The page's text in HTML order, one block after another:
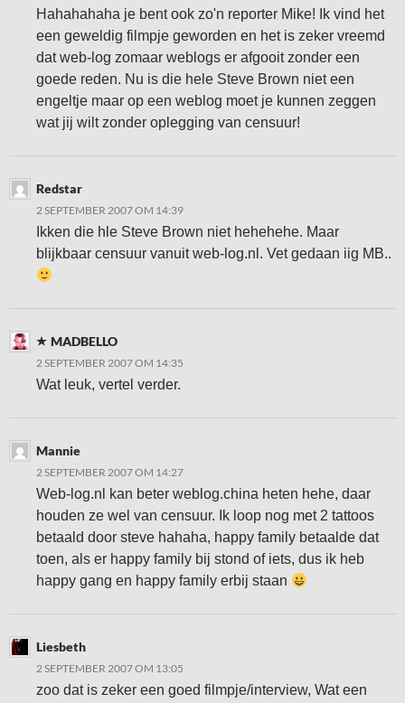
Hahahahaha je bent ook zo'n reporter Mike! Ik vind het
een geweldig filmpje geworden en het is zeker vreemd
dat web-log zomaar weblogs er afgooit zonder een
goede reden. Nu is die hele Steve Brown niet een
engeltje maar op een weblog moet je kunnen zeggen
wat jij wilt zonder oplegging van censuur!
Redstar
2 SEPTEMBER 2007 OM 14:39
Ikken die hle Steve Brown niet hehehehe. Maar
blijkbaar censuur vanuit web-log.nl. Vet gedaan iig MB..
MADBELLO
2 SEPTEMBER 2007 OM 14:35
Wat leuk, vertel verder.
Mannie
2 SEPTEMBER 2007 OM 14:27
Web-log.nl kan beter weblog.china heten hehe, daar
houden ze wel van censuur. Ik loop nog met 2 tattoos
betaald door steve hahaha, happy family betaalde dat
toen, als er happy family bij stond of iets, dus ik heb
happy gang en happy family erbij staan
Liesbeth
2 SEPTEMBER 2007 OM 13:05
zoo dat is zeker een goed filmpje/interview, Wat een